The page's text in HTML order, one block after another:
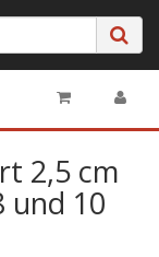
2,5 cm
und 10